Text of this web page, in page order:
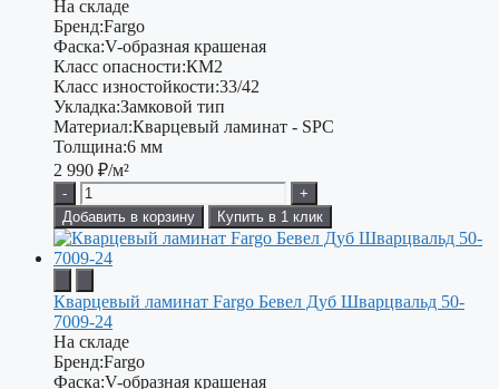
На складе
Бренд:Fargo
Фаска:V-образная крашеная
Класс опасности:КМ2
Класс изностойкости:33/42
Укладка:Замковой тип
Материал:Кварцевый ламинат - SPC
Толщина:6 мм
2 990 ₽/м²
-
+
Добавить в корзину
Купить в 1 клик
Кварцевый ламинат Fargo Бевел Дуб Шварцвальд 50-
7009-24
На складе
Бренд:Fargo
Фаска:V-образная крашеная